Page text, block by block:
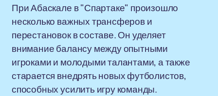
При Абаскале в "Спартаке" произошло
несколько важных трансферов и
перестановок в составе. Он уделяет
внимание балансу между опытными
игроками и молодыми талантами, а также
старается внедрять новых футболистов,
способных усилить игру команды.